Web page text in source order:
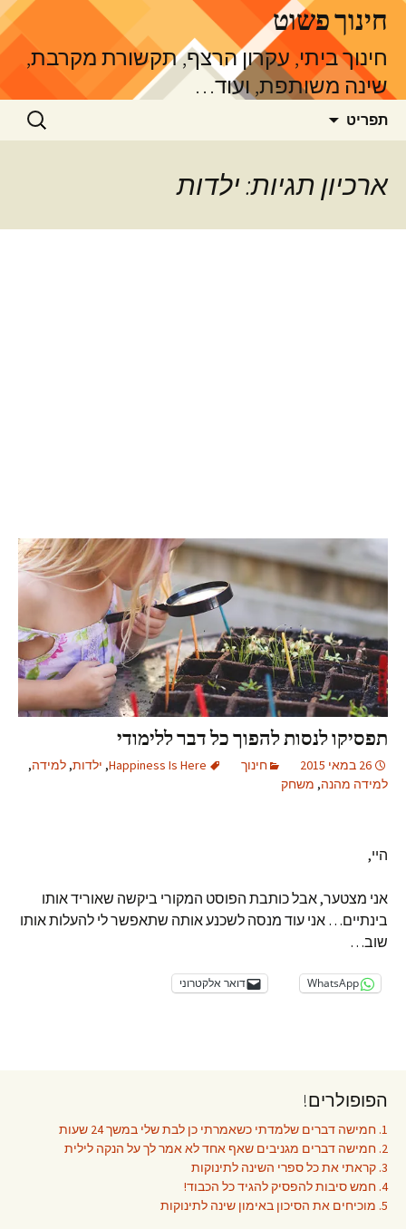
לדלג
לתוכןחינוך פשוט
חינוך ביתי, עקרון הרצף, תקשורת מקרבת,
שינה משותפת, ועוד…
תפריט חיפוש:
ארכיון תגיות: ילדות
תפסיקו לנסות להפוך כל דבר ללימודי
26 במאי 2015 חינוך Happiness Is Here
, ילדות, למידה,
למידה מהנה, משחק
היי,
אני מצטער, אבל כותבת הפוסט המקורי ביקשה שאוריד אותו
בינתיים… אני עוד מנסה לשכנע אותה שתאפשר לי להעלות אותו
שוב…
WhatsApp דואר אלקטרוני
הפופולרים!
1. חמישה דברים שלמדתי כשאמרתי כן לבת שלי במשך 24 שעות
2. חמישה דברים מגניבים שאף אחד לא אמר לך על הנקה לילית
3. קראתי את כל ספרי השינה לתינוקות
4. חמש סיבות להפסיק להגיד כל הכבוד!
5. מוכיחים את הסיכון באימון שינה לתינוקות